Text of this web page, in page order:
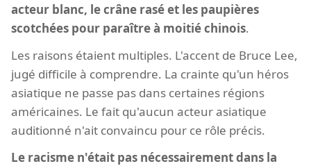
acteur blanc, le crâne rasé et les paupières
scotchées pour paraître à moitié chinois.
Les raisons étaient multiples. L'accent de Bruce Lee,
jugé difficile à comprendre. La crainte qu'un héros
asiatique ne passe pas dans certaines régions
américaines. Le fait qu'aucun acteur asiatique
auditionné n'ait convaincu pour ce rôle précis.
Le racisme n'était pas nécessairement dans la